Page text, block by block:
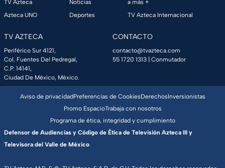
TV Azteca
Azteca UNO
Noticias
Deportes
a más +
TV Azteca Internacional
TV AZTECA
Periférico Sur 4121,
Col. Fuentes Del Pedregal,
C.P. 14141,
Ciudad De México, México.
CONTACTO
contacto@tvazteca.com
55 1720 1313 | Conmutador
Aviso de privacidadPreferencias de CookiesDerechosInversionistas
Promo EspacioTrabaja con nosotros
Programa de ética, integridad y cumplimiento
Defensor de Audiencias y Código de Ética de Televisión Azteca III y
Televisora del Valle de México